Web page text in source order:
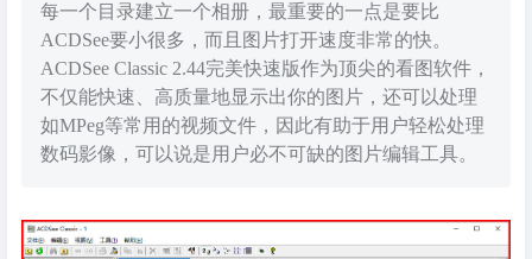
每一个目录建立一个相册，最重要的一点是要比
ACDSee要小很多，而且图片打开速度非常的快。
ACDSee Classic 2.44完美快速版作为顶尖的看图软件，
不仅能快速、高质量地显示出你的图片，还可以处理
如MPeg等常用的视频文件，因此有助于用户轻松处理
数码影像，可以说是用户必不可缺的图片编辑工具。